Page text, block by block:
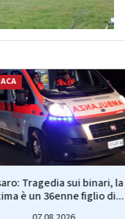
Tragedia sui binari, la
è un 36enne figlio di...